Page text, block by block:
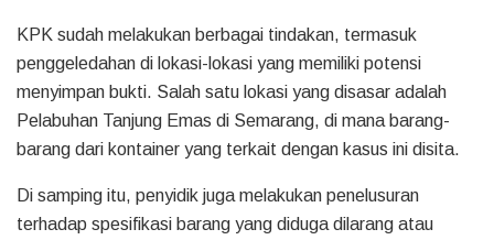
KPK sudah melakukan berbagai tindakan, termasuk
penggeledahan di lokasi-lokasi yang memiliki potensi
menyimpan bukti. Salah satu lokasi yang disasar adalah
Pelabuhan Tanjung Emas di Semarang, di mana barang-
barang dari kontainer yang terkait dengan kasus ini disita.
Di samping itu, penyidik juga melakukan penelusuran
terhadap spesifikasi barang yang diduga dilarang atau